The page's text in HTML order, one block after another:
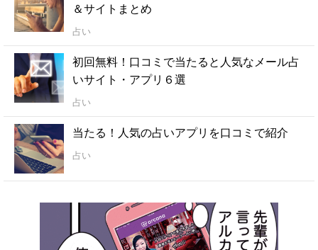
＆サイトまとめ
占い
初回無料！口コミで当たると人気なメール占
いサイト・アプリ６選
占い
当たる！人気の占いアプリを口コミで紹介
占い